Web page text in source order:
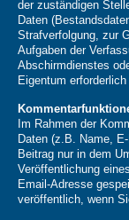
der zuständigen
Daten
Strafverfolgung, zur
Aufgaben der
Abschirmdienstes
Eigentum
Im Rahmen der
Daten (z.B. Name,
Beitrag nur in dem
Veröffentlichung
Email-Adresse
veröffentlich, wenn